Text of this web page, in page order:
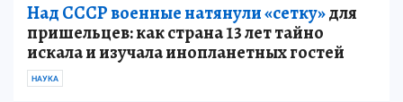
Над СССР военные натянули «сетку»для
пришельцев: как страна 13 лет тайно
искала и изучала инопланетных гостей
НАУКА